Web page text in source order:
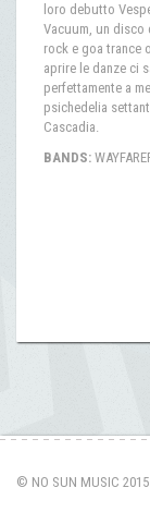
loro debutto
Vacuum, un disco
rock e goa trance
aprire le danze ci
perfettamente a
psichedelia
Cascadia.
BANDS:
© NO SUN MUSIC